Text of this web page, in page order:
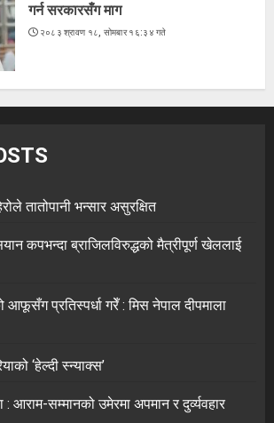
गर्न सरकारसँग माग
२०८३ श्रावण १८, सोमबार १६:३४ गते
तातोपानी भन्सार असुरक्षित
कपभन्दा ब्राजिलविरुद्धको मैत्रीपूर्ण खेललाई
प्रतिस्पर्धा गरेँ : मिस नेपाल दीपमाला
‘हेल्दी स्न्याक्स’
: आराम-सम्मानको उमेरमा अपमान र दुर्व्यवहार